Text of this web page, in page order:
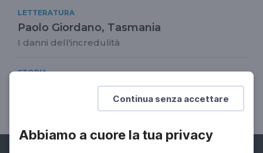
Continua senza accettare
Abbiamo a cuore la tua privacy
LETTERATURA
Paolo Giordano, Tasmania
I danni dell'incredulità
STORIA
7 dicembre 1941. Attacco a Pearl Harbour
La II Guerra Mondiale nel Pacifico